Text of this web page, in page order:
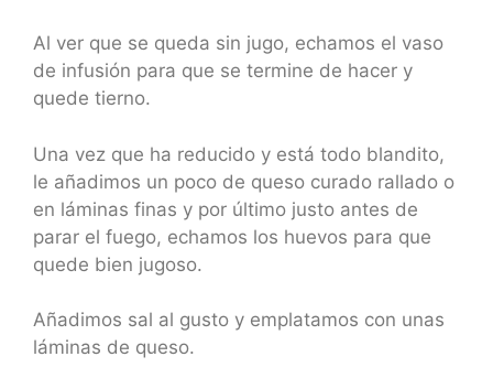
Al ver que se queda sin jugo, echamos el vaso
de infusión para que se termine de hacer y
quede tierno.
Una vez que ha reducido y está todo blandito,
le añadimos un poco de queso curado rallado o
en láminas finas y por último justo antes de
parar el fuego, echamos los huevos para que
quede bien jugoso.
Añadimos sal al gusto y emplatamos con unas
láminas de queso.